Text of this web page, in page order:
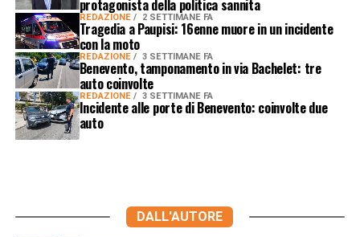
protagonista della politica sannita
REDAZIONE 2 SETTIMANE FA
Tragedia a Paupisi: 16enne muore in un incidente
con la moto
REDAZIONE 3 SETTIMANE FA
Benevento, tamponamento in via Bachelet: tre
auto coinvolte
REDAZIONE 3 SETTIMANE FA
Incidente alle porte di Benevento: coinvolte due
auto
DALL'AUTORE